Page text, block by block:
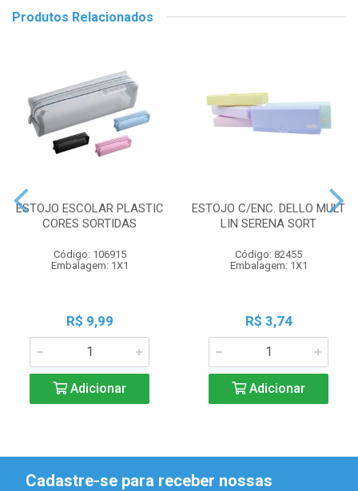
Produtos Relacionados
ESTOJO ESCOLAR PLASTIC
CORES SORTIDAS
Código: 106915
Embalagem: 1X1
R$ 9,99
Adicionar
ESTOJO C/ENC. DELLO MULT
LIN SERENA SORT
Código: 82455
Embalagem: 1X1
R$ 3,74
Adicionar
Cadastre-se para receber nossas